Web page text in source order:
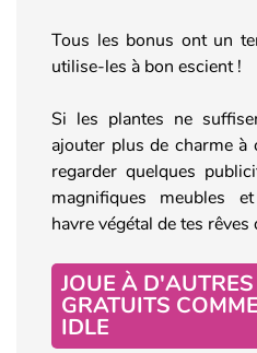
Tous les bonus ont un
utilise-les à bon escient !
Si les plantes ne
ajouter plus de charme à
regarder quelques
magnifiques meubles
havre végétal de tes
JOUE À
GRATUITS
IDLE